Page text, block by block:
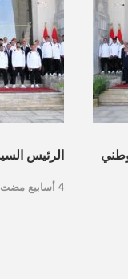
الرئيس
4 أسابيع مضت